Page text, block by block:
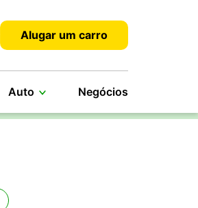
Alugar um carro
Auto Negócios